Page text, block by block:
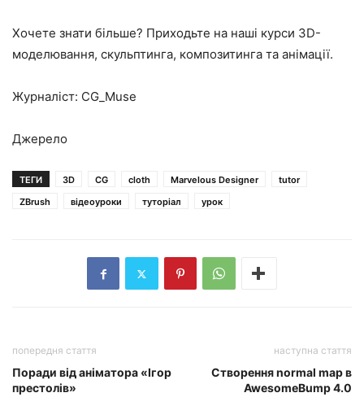
Хочете знати більше? Приходьте на наші курси 3D-
моделювання, скульптинга, композитинга та анімації.
Журналіст: CG_Muse
Джерело
ТЕГИ 3D CG cloth Marvelous Designer
tutor
ZBrush
відеоуроки туторіал урок
попередня стаття
Поради від аніматора «Ігор
престолів»
наступна стаття
Створення normal map в
AwesomeBump 4.0